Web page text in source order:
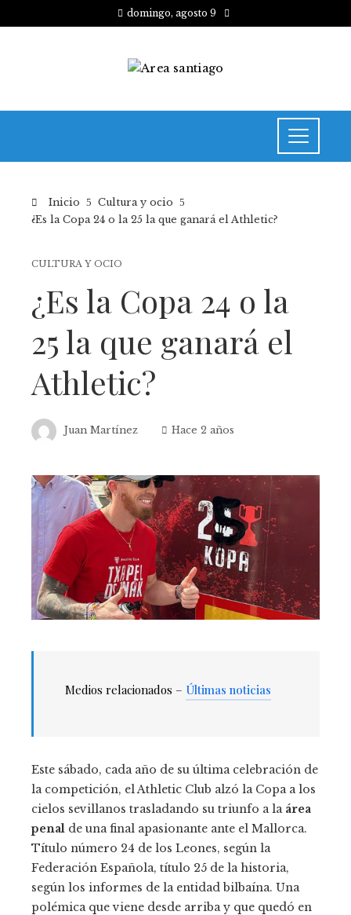
domingo, agosto 9
Inicio
Cultura y ocio
¿Es la Copa 24 o la 25 la que ganará el Athletic?
CULTURA Y OCIO
¿Es la Copa 24 o la
25 la que ganará el
Athletic?
Juan Martínez Hace 2 años
Medios relacionados – Últimas noticias
Este sábado, cada año de su última celebración de
la competición, el Athletic Club alzó la Copa a los
cielos sevillanos trasladando su triunfo a la área
penal de una final apasionante ante el Mallorca.
Título número 24 de los Leones, según la
Federación Española, título 25 de la historia,
según los informes de la entidad bilbaína. Una
polémica que viene desde arriba y que quedó en